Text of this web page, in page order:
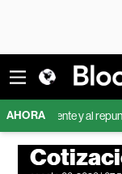
AHORAy al repunte del